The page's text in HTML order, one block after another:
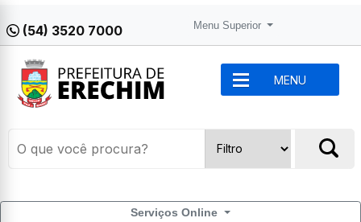
(54) 3520 7000 Menu Superior
MENU
Serviços Online